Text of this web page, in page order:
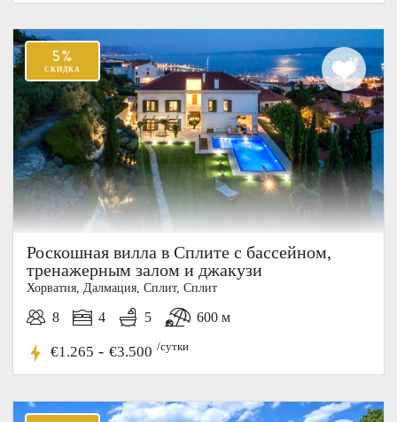
Роскошная вилла в Сплите с бассейном,
тренажерным залом и джакузи
Хорватия, Далмация, Cплит, Сплит
8 4 5 600 м
€1.265 - €3.500 /сутки